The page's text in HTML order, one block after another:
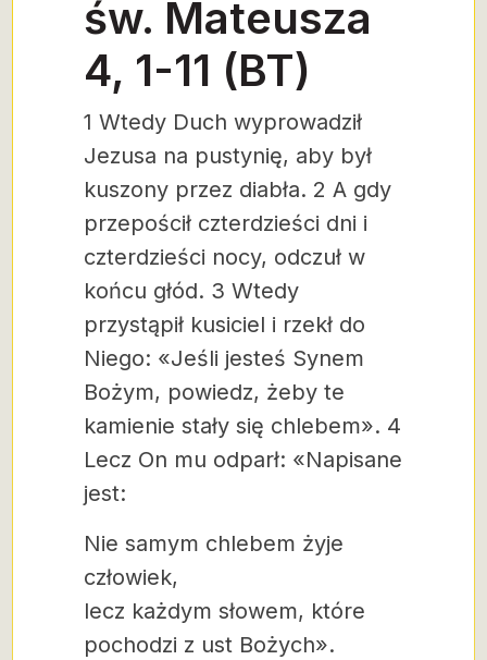
św. Mateusza
4, 1-11 (BT)
1 Wtedy Duch wyprowadził
Jezusa na pustynię, aby był
kuszony przez diabła. 2 A gdy
przepościł czterdzieści dni i
czterdzieści nocy, odczuł w
końcu głód. 3 Wtedy
przystąpił kusiciel i rzekł do
Niego: «Jeśli jesteś Synem
Bożym, powiedz, żeby te
kamienie stały się chlebem». 4
Lecz On mu odparł: «Napisane
jest:
Nie samym chlebem żyje
człowiek,
lecz każdym słowem, które
pochodzi z ust Bożych».